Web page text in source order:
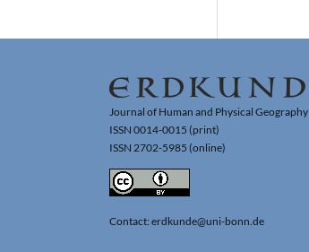
Journal of Human and Physical Geography
ISSN 0014-0015 (print)
ISSN 2702-5985 (online)
Contact: erdkunde@uni-bonn.de